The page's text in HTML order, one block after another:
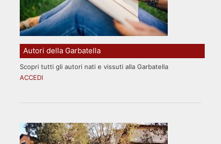
Autori della Garbatella
Scopri tutti gli autori nati e vissuti alla Garbatella
ACCEDI